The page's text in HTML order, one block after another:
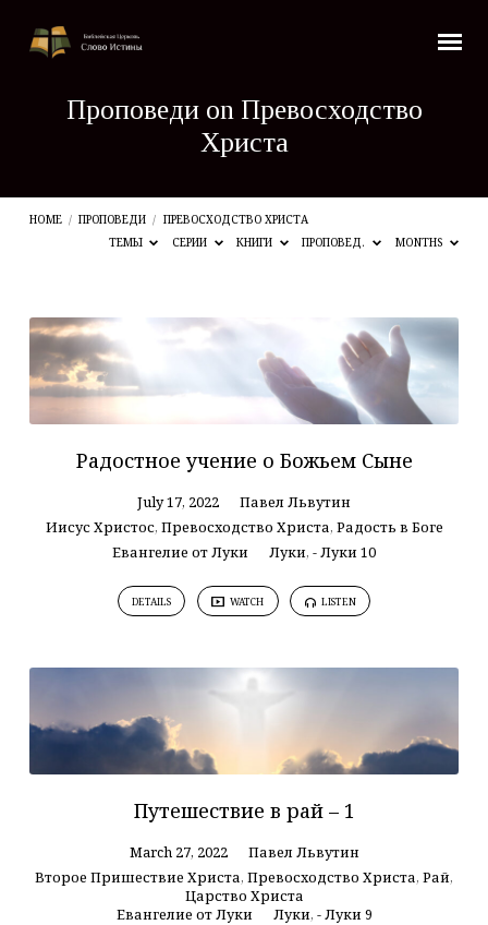
Проповеди on Превосходство
Христа
HOME / ПРОПОВЕДИ / ПРЕВОСХОДСТВО ХРИСТА
ТЕМЫ
СЕРИИ КНИГИ ПРОПОВЕД. MONTHS
Проповеди
on
Превосходство
Христа
Радостное учение о Божьем Сыне
July 17, 2022
Павел Львутин
Иисус Христос, Превосходство Христа, Радость в Боге
Евангелие от Луки
Луки, - Луки 10
DETAILS WATCH LISTEN
Путешествие в рай – 1
March 27, 2022
Павел Львутин
Второе Пришествие Христа, Превосходство Христа, Рай,
Царство Христа
Евангелие от Луки
Луки, - Луки 9